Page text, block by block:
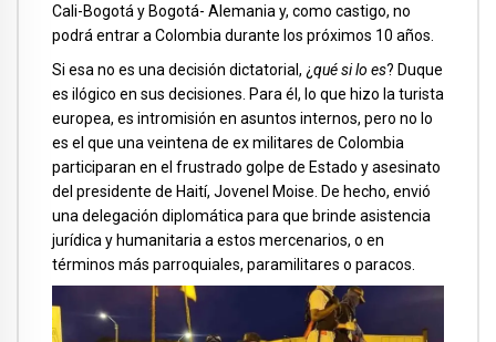
Cali-Bogotá y Bogotá- Alemania y, como castigo, no
podrá entrar a Colombia durante los próximos 10 años.
Si esa no es una decisión dictatorial, ¿qué si lo es? Duque
es ilógico en sus decisiones. Para él, lo que hizo la turista
europea, es intromisión en asuntos internos, pero no lo
es el que una veintena de ex militares de Colombia
participaran en el frustrado golpe de Estado y asesinato
del presidente de Haití, Jovenel Moise. De hecho, envió
una delegación diplomática para que brinde asistencia
jurídica y humanitaria a estos mercenarios, o en
términos más parroquiales, paramilitares o paracos.